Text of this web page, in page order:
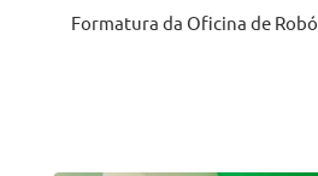
Formatura da Oficina de